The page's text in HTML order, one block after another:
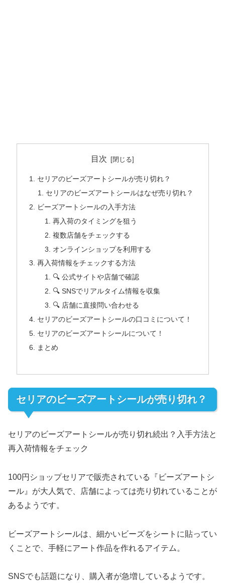
目次
セリアのビーズアートシールが売り切れ？
セリアのビーズアートシールはなぜ売り切れ？
ビーズアートシールの入手方法
再入荷のタイミングを狙う
複数店舗をチェックする
オンラインショップを利用する
再入荷情報をチェックする方法
🔍 公式サイトや店舗で確認
🔍 SNSでリアルタイム情報を収集
🔍 店舗に直接問い合わせる
セリアのビーズアートシールの口コミについて！
セリアのビーズアートシールについて！
まとめ
セリアのビーズアートシールが売り切れ？
セリアのビーズアートシールが売り切れ続出？入手方法と
再入荷情報をチェック
100円ショップセリアで販売されている『ビーズアートシ
ール』が大人気で、店舗によっては売り切れていることが
あるようです。
ビーズアートシールは、細かいビーズをシートに貼ってい
くことで、手軽にアート作品を作れるアイテム。
SNSでも話題になり、購入者が急増しているようです。